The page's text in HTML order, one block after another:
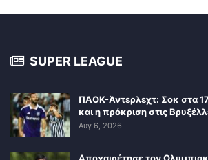
SUPER LEAGUE
ΠΑΟΚ-Άντερλεχτ: Σοκ στα
και η πρόκριση στις
Αυγ 6, 2026